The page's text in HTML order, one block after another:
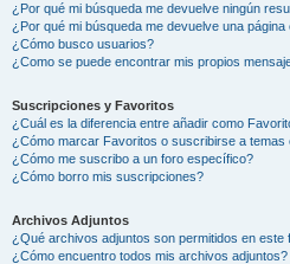
¿Por qué mi búsqueda me devuelve ningún
¿Por qué mi búsqueda me devuelve una página
¿Cómo busco usuarios?
¿Como se puede encontrar mis propios
Suscripciones y Favoritos
¿Cuál es la diferencia entre añadir como
¿Cómo marcar Favoritos o suscribirse a temas
¿Cómo me suscribo a un foro específico?
¿Cómo borro mis suscripciones?
Archivos Adjuntos
¿Qué archivos adjuntos son permitidos en este
¿Cómo encuentro todos mis archivos adjuntos?